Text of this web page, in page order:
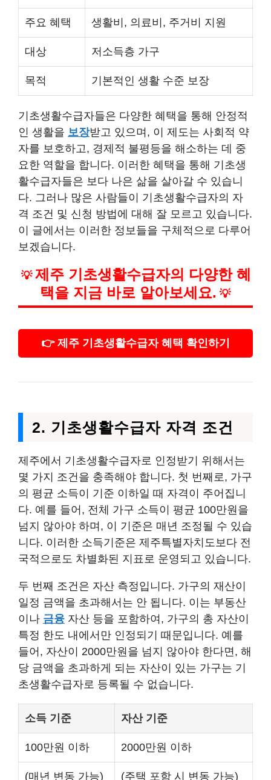
주요 혜택 생활비, 의료비, 주거비 지원
대상 저소득층 가구
목적 기본적인 생활 수준 보장
기초생활수급자들은 다양한 혜택을 통해 안정적
인 생활을 보장받고 있으며, 이 제도는 사회적 약
자를 보호하고, 경제적 불평등을 해소하는 데 중
요한 역할을 합니다. 이러한 혜택을 통해 기초생
활수급자들은 보다 나은 삶을 살아갈 수 있습니
다. 그러나 많은 사람들이 기초생활수급자의 자
격 조건 및 신청 방법에 대해 잘 모르고 있습니다.
이 글에서는 이러한 정보들을 구체적으로 다루어
보겠습니다.
💡 제주 기초생활수급자의 다양한 혜
택을 지금 바로 알아보세요. 💡
👉 제주 기초생활수급자 혜택 확인하기
2. 기초생활수급자 자격 조건
제주에서 기초생활수급자로 인정받기 위해서는
몇 가지 조건을 충족해야 합니다. 첫 번째로, 가구
의 평균 소득이 기준 이하일 때 자격이 주어집니
다. 예를 들어, 전체 가구 소득이 평균 100만원을
넘지 않아야 하며, 이 기준은 매년 조정될 수 있습
니다. 이러한 소득기준은 제주특별자치도보다 전
국적으로도 차별화된 지표로 운영되고 있습니다.
두 번째 조건은 자산 측정입니다. 가구의 재산이
일정 금액을 초과해서는 안 됩니다. 이는 부동산
이나 금융 자산 등을 포함하여, 가구의 총 자산이
특정 한도 내에서만 인정되기 때문입니다. 예를
들어, 자산이 2000만원을 넘지 않아야 한다면, 해
당 금액을 초과하게 되는 자산이 있는 가구는 기
초생활수급자로 등록될 수 없습니다.
소득 기준 자산 기준
100만원 이하 2000만원 이하
(매년 변동 가능) (주택 포함 시 변동 가능)